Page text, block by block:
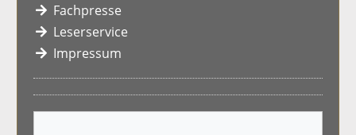
Fachpresse
Leserservice
Impressum